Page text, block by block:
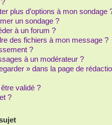
plus d’options à mon sondage
un sondage ?
à un forum ?
des fichiers à mon message ?
?
à un modérateur ?
» dans la page de
validé ?
?